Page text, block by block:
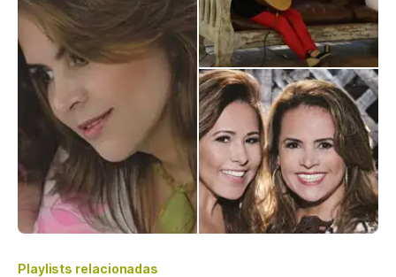
Playlists relacionadas